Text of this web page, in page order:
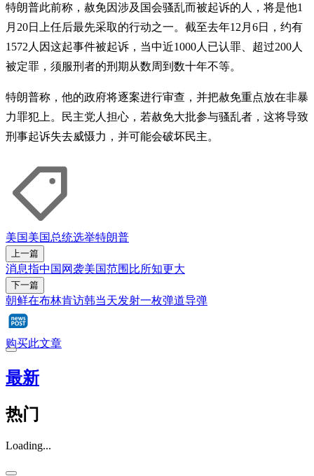
特朗普此前称，赦免因涉及国会骚乱而被起诉的人，将是他1
月20日上任后最先采取的行动之一。截至去年12月6日，约有
1572人因这起事件被起诉，当中近1000人已认罪、超过200人
被定罪，须服刑者的刑期从数周到数十年不等。
特朗普称，他的政府将逐案进行审查，并把赦免重点放在非暴
力罪犯上。民主党人担心，若赦免大批参与骚乱者，这将导致
刑事起诉失去威慑力，并可能会破坏民主。
美国美国总统选举特朗普
上一篇
消息指中国网袭美国范围比所知更大
下一篇
朝鲜在布林肯访韩当天发射一枚弹道导弹
购买此文章
最新
热门
Loading...